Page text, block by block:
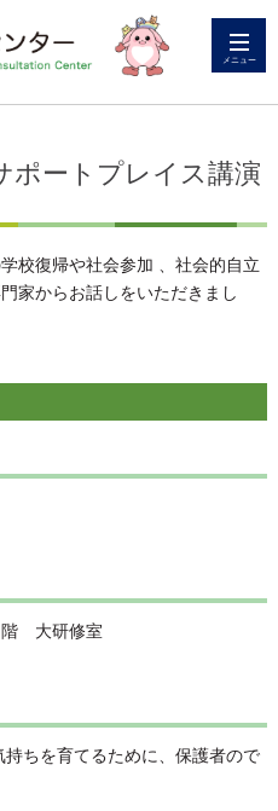
メニュー
ポートプレイス講演
校復帰や社会参加 、社会的自立
家からお話しをいただきまし
階 大研修室
ちを育てるために、保護者ので